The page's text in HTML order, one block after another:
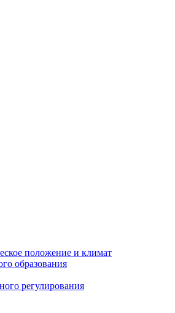
положение и климат
образования
регулирования